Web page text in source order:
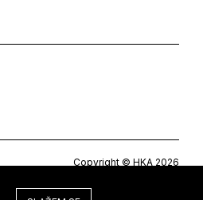
Copyright © HKA 2026